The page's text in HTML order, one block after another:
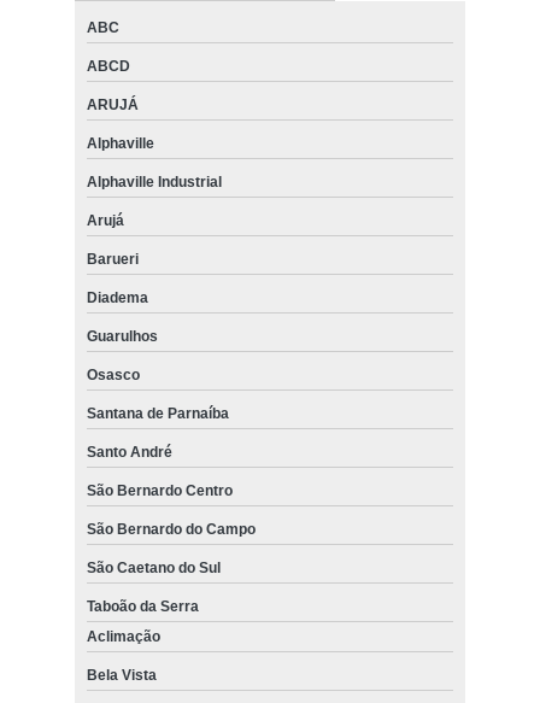
ABC
ABCD
ARUJÁ
Alphaville
Alphaville Industrial
Arujá
Barueri
Diadema
Guarulhos
Osasco
Santana de Parnaíba
Santo André
São Bernardo Centro
São Bernardo do Campo
São Caetano do Sul
Taboão da Serra
Aclimação
Bela Vista